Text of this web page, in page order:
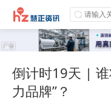
倒计时19天 |
力品牌”？